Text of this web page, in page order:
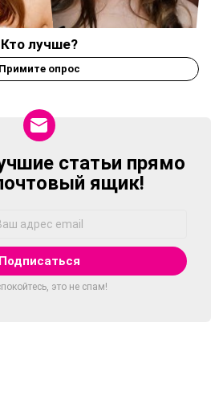
Кто лучше?
Примите опрос
статьи прямо
ящик!
это не спам!